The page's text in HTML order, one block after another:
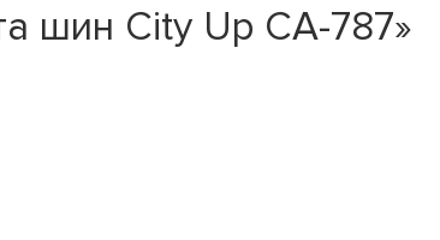
шин City Up СА-787»